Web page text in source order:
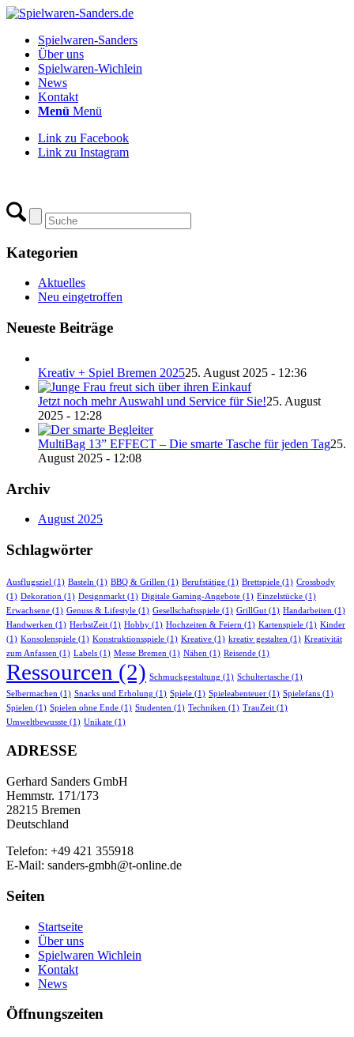
Spielwaren-Sanders
Über uns
Spielwaren-Wichlein
News
Kontakt
Menü Menü
Link zu Facebook
Link zu Instagram
Kategorien
Aktuelles
Neu eingetroffen
Neueste Beiträge
Kreativ + Spiel Bremen 202525. August 2025 - 12:36
Jetzt noch mehr Auswahl und Service für Sie!25. August
2025 - 12:28
MultiBag 13” EFFECT – Die smarte Tasche für jeden Tag25.
August 2025 - 12:08
Archiv
August 2025
Schlagwörter
Ausflugsziel (1) Basteln (1) BBQ & Grillen (1) Berufstätige (1) Brettspiele (1) Crossbody
(1) Dekoration (1) Designmarkt (1) Digitale Gaming-Angebote (1) Einzelstücke (1)
Erwachsene (1) Genuss & Lifestyle (1) Gesellschaftsspiele (1) GrillGut (1) Handarbeiten (1)
Handwerken (1) HerbstZeit (1) Hobby (1) Hochzeiten & Feiern (1) Kartenspiele (1) Kinder
(1) Konsolenspiele (1) Konstruktionsspiele (1) Kreative (1) kreativ gestalten (1) Kreativität
zum Anfassen (1) Labels (1) Messe Bremen (1) Nähen (1) Reisende (1)
Ressourcen (2) Schmuckgestaltung (1) Schultertasche (1)
Selbermachen (1) Snacks und Erholung (1) Spiele (1) Spieleabenteuer (1) Spielefans (1)
Spielen (1) Spielen ohne Ende (1) Studenten (1) Techniken (1) TrauZeit (1)
Umweltbewusste (1) Unikate (1)
ADRESSE
Gerhard Sanders GmbH
Hemmstr. 171/173
28215 Bremen
Deutschland
Telefon: +49 421 355918
E-Mail: sanders-gmbh@t-online.de
Seiten
Startseite
Über uns
Spielwaren Wichlein
Kontakt
News
Öffnungszeiten